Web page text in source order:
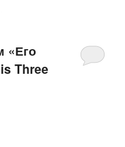
«Его
Three